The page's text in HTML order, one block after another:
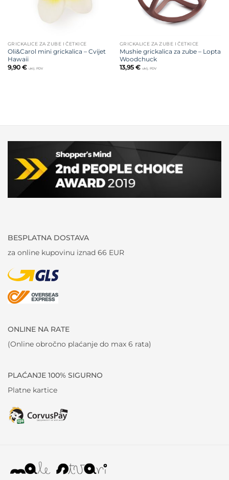
GRICKALICE ZA ZUBE I ČETKICE
Oli&Carol mini grickalica – Cvijet
Hawaii
9,90 € uklj. PDV
GRICKALICE ZA ZUBE I ČETKICE
Mushie grickalica za zube – Lopta
Woodchuck
13,95 € uklj. PDV
BESPLATNA DOSTAVA
za online kupovinu iznad 66 EUR
ONLINE NA RATE
(Online obročno plaćanje do max 6 rata)
PLAĆANJE 100% SIGURNO
Platne kartice